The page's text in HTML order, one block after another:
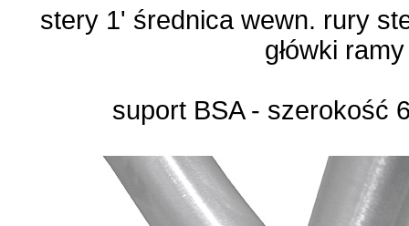
stery 1' średnica wewn. rury
główki
suport BSA - szerokość